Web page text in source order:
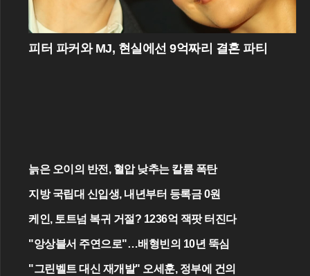
피터 파커와 MJ, 현실에선 9억짜리 결혼 파티
늙은 오이의 반전, 혈압 낮추는 칼륨 폭탄
지방 국립대 신입생, 내년부터 등록금 0원
케인, 토트넘 복귀 거절? 1236억 잭팟 터진다
"앙상블서 주연으로"…배형빈의 10년 뚝심
"그린벨트 대신 재개발" 오세훈, 정부에 건의